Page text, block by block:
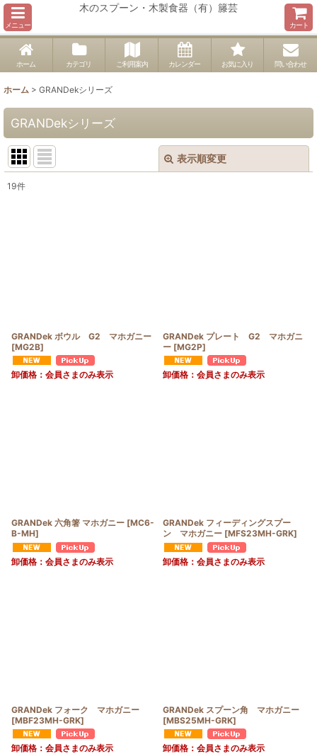
メニュー
木のスプーン・木製食器（有）籐芸
カート
ホーム カテゴリ ご利用案内 カレンダー お気に入り 問い合わせ
ホーム > GRANDekシリーズ
GRANDekシリーズ
表示順変更
19件
GRANDek ボウル G2 マホガニー
[MG2B]
卸価格：会員さまのみ表示
GRANDek プレート G2 マホガニ
ー [MG2P]
卸価格：会員さまのみ表示
GRANDek 六角箸 マホガニー [MC6-
B-MH]
卸価格：会員さまのみ表示
GRANDek フィーディングスプー
ン マホガニー [MFS23MH-GRK]
卸価格：会員さまのみ表示
GRANDek フォーク マホガニー
[MBF23MH-GRK]
卸価格：会員さまのみ表示
GRANDek スプーン角 マホガニー
[MBS25MH-GRK]
卸価格：会員さまのみ表示